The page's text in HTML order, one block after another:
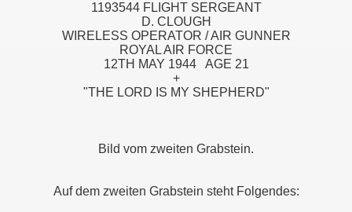
1193544 FLIGHT SERGEANT
D. CLOUGH
WIRELESS OPERATOR / AIR GUNNER
ROYAL AIR FORCE
12TH MAY 1944 AGE 21
+
"THE LORD IS MY SHEPHERD"
Bild vom zweiten Grabstein.
Auf dem zweiten Grabstein steht Folgendes: